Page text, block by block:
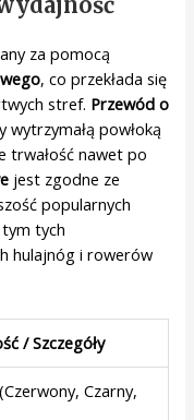
za pomocą
, co przekłada się
stref. Przewód o
wytrzymałą powłoką
trwałość nawet po
jest zgodne ze
popularnych
tych
hulajnóg i rowerów
/ Szczegóły
Czarny,